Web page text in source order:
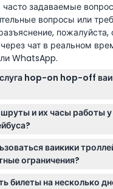
задаваемые
вопросы или
пожалуйста,
чат в реальном
WhatsApp.
hop-on hop-off
и выходить из
любой остановке на его
что дает вам
в своем темпе с
количеством поездок в
и их часы работы у
четыре
40 минут с 8:30 до
— каждые 60 минут с 10:00
каждые 60 минут с 7:30
ваикики
ограничения?
для взрослых от 12 лет и
билеты на несколько